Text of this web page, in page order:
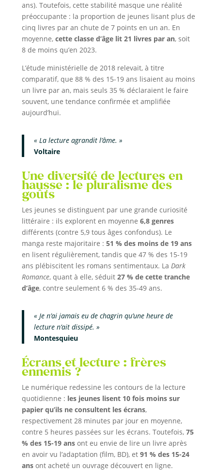
ans). Toutefois, cette stabilité masque une réalité
préoccupante : la proportion de jeunes lisant plus de
cinq livres par an chute de 7 points en un an. En
moyenne, cette classe d’âge lit 21 livres par an, soit
8 de moins qu’en 2023.
L’étude ministérielle de 2018 relevait, à titre
comparatif, que 88 % des 15-19 ans lisaient au moins
un livre par an, mais seuls 35 % déclaraient le faire
souvent, une tendance confirmée et amplifiée
aujourd’hui.
« La lecture agrandit l’âme. »
Voltaire
Une diversité de lectures en
hausse : le pluralisme des
goûts
Les jeunes se distinguent par une grande curiosité
littéraire : ils explorent en moyenne 6,8 genres
différents (contre 5,9 tous âges confondus). Le
manga reste majoritaire : 51 % des moins de 19 ans
en lisent régulièrement, tandis que 47 % des 15-19
ans plébiscitent les romans sentimentaux. La Dark
Romance, quant à elle, séduit 27 % de cette tranche
d’âge, contre seulement 6 % des 35-49 ans.
« Je n’ai jamais eu de chagrin qu’une heure de
lecture n’ait dissipé. »
Montesquieu
Écrans et lecture : frères
ennemis ?
Le numérique redessine les contours de la lecture
quotidienne : les jeunes lisent 10 fois moins sur
papier qu’ils ne consultent les écrans,
respectivement 28 minutes par jour en moyenne,
contre 5 heures passées sur les écrans. Toutefois, 75
% des 15-19 ansont eu envie de lire un livre après
en avoir vu l’adaptation (film, BD), et 91 % des 15-24
ansont acheté un ouvrage découvert en ligne.